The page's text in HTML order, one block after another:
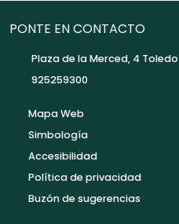
PONTE EN CONTACTO
Plaza de la Merced, 4 Toledo
925259300
Mapa Web
Simbología
Accesibilidad
Política de privacidad
Buzón de sugerencias